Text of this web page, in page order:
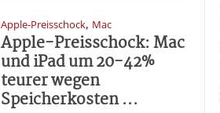
Apple-Preisschock, Mac
Apple-Preisschock: Mac
und iPad um 20-42%
teurer wegen
Speicherkosten ...